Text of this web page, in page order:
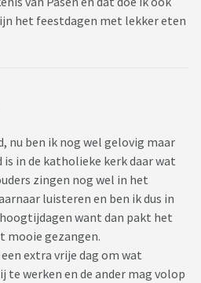
het feestdagen met lekker eten
nu ben ik nog wel gelovig maar
in de katholieke kerk daar wat
zingen nog wel in het
luisteren en ben ik dus in
want dan pakt het
mooie gezangen.
extra vrije dag om wat
te werken en de ander mag volop